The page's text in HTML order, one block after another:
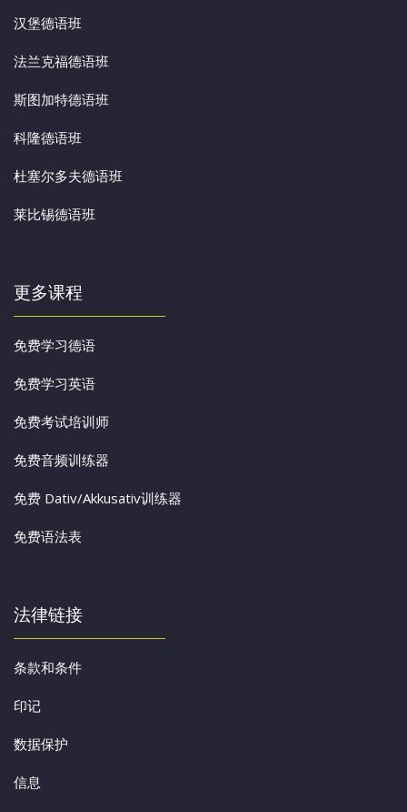
汉堡德语班
法兰克福德语班
斯图加特德语班
科隆德语班
杜塞尔多夫德语班
莱比锡德语班
更多课程
免费学习德语
免费学习英语
免费考试培训师
免费音频训练器
免费 Dativ/Akkusativ训练器
免费语法表
法律链接
条款和条件
印记
数据保护
信息